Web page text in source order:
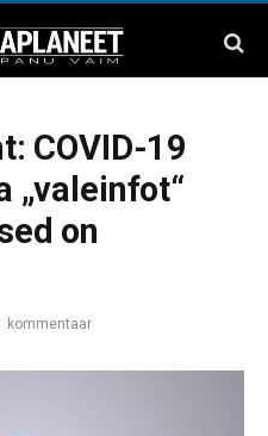
COVID-19
„valeinfot“
on
kommentaar